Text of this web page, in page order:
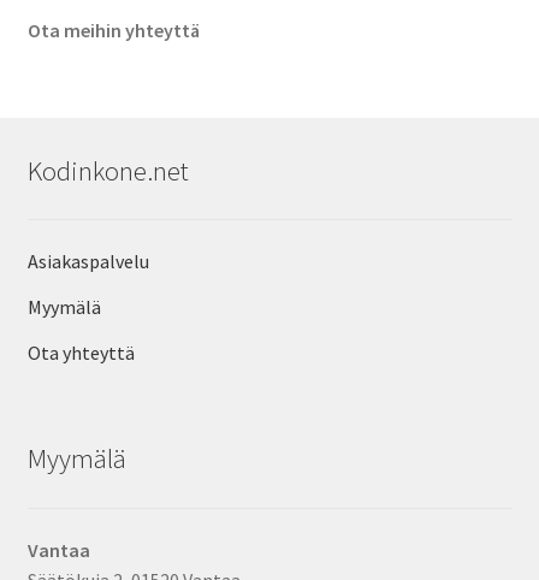
Ota meihin yhteyttä
Kodinkone.net
Asiakaspalvelu
Myymälä
Ota yhteyttä
Myymälä
Vantaa